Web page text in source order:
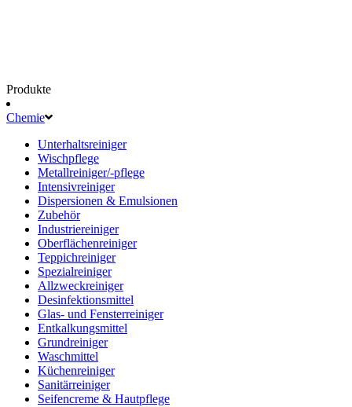
Produkte
Chemie
Unterhaltsreiniger
Wischpflege
Metallreiniger/-pflege
Intensivreiniger
Dispersionen & Emulsionen
Zubehör
Industriereiniger
Oberflächenreiniger
Teppichreiniger
Spezialreiniger
Allzweckreiniger
Desinfektionsmittel
Glas- und Fensterreiniger
Entkalkungsmittel
Grundreiniger
Waschmittel
Küchenreiniger
Sanitärreiniger
Seifencreme & Hautpflege